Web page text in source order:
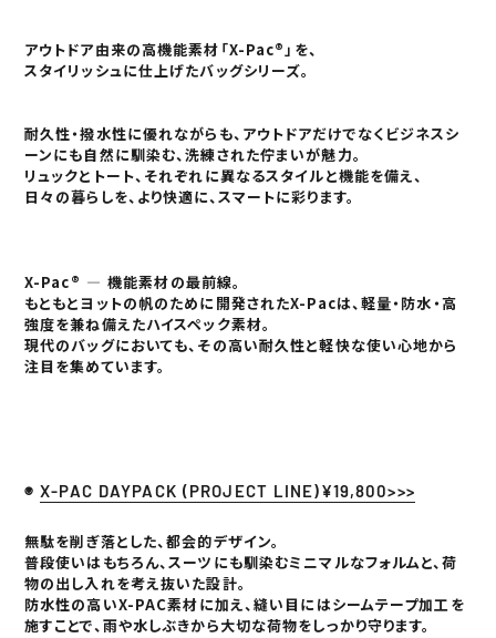
アウトドア由来の高機能素材「X-Pac®」を、
スタイリッシュに仕上げたバッグシリーズ。
耐久性・撥水性に優れながらも、アウトドアだけでなくビジネスシ
ーンにも自然に馴染む、洗練された佇まいが魅力。
リュックとトート、それぞれに異なるスタイルと機能を備え、
日々の暮らしを、より快適に、スマートに彩ります。
X-Pac® — 機能素材の最前線。
もともとヨットの帆のために開発されたX-Pacは、軽量・防水・高
強度を兼ね備えたハイスペック素材。
現代のバッグにおいても、その高い耐久性と軽快な使い心地から
注目を集めています。
◉X-PAC DAYPACK (PROJECT LINE)¥19,800>>>
無駄を削ぎ落とした、都会的デザイン。
普段使いはもちろん、スーツにも馴染むミニマルなフォルムと、荷
物の出し入れを考え抜いた設計。
防水性の高いX-PAC素材に加え、縫い目にはシームテープ加工を
施すことで、雨や水しぶきから大切な荷物をしっかり守ります。